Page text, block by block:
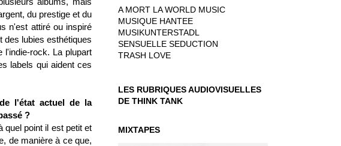
du prestige et du
n'est attiré ou inspiré
des lubies esthétiques
l'indie-rock. La plupart
labels qui aident ces
l'état actuel de la
?
quel point il est petit et
de manière à ce que,
A MORT LA WORLD MUSIC
MUSIQUE HANTEE
MUSIKUNTERSTADL
SENSUELLE SEDUCTION
TRASH LOVE
LES RUBRIQUES AUDIOVISUELLES
DE THINK TANK
MIXTAPES